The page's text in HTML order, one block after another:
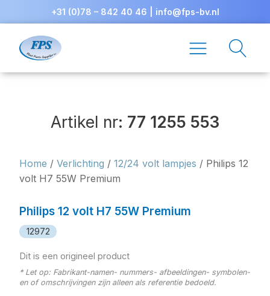
+31 (0)78 – 842 40 46 info@fps-bv.nl
Artikel nr: 77 1255 553
Home / Verlichting / 12/24 volt lampjes / Philips 12
volt H7 55W Premium
Philips 12 volt H7 55W Premium
12972
Dit is een origineel product
* Let op: Fabrikant-namen- nummers- afbeeldingen- symbolen-
en of omschrijvingen zijn alleen als referentie bedoeld.